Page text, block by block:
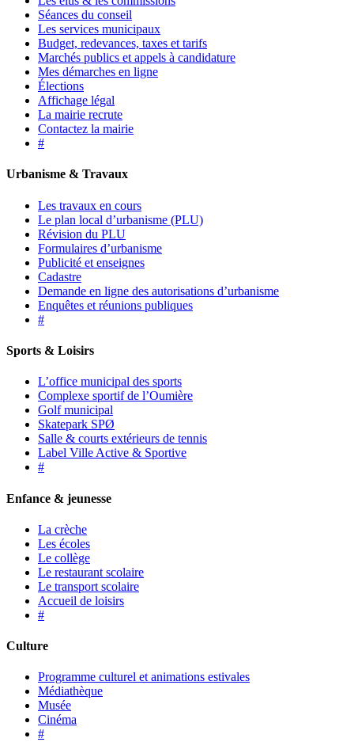
Séances du conseil
Les services municipaux
Budget, redevances, taxes et tarifs
Marchés publics et appels à candidature
Mes démarches en ligne
Élections
Affichage légal
La mairie recrute
Contactez la mairie
#
Urbanisme & Travaux
Les travaux en cours
Le plan local d’urbanisme (PLU)
Révision du PLU
Formulaires d’urbanisme
Publicité et enseignes
Cadastre
Demande en ligne des autorisations d’urbanisme
Enquêtes et réunions publiques
#
Sports & Loisirs
L’office municipal des sports
Complexe sportif de l’Oumière
Golf municipal
Skatepark SPØ
Salle & courts extérieurs de tennis
Label Ville Active & Sportive
#
Enfance & jeunesse
La crèche
Les écoles
Le collège
Le restaurant scolaire
Le transport scolaire
Accueil de loisirs
#
Culture
Programme culturel et animations estivales
Médiathèque
Musée
Cinéma
#